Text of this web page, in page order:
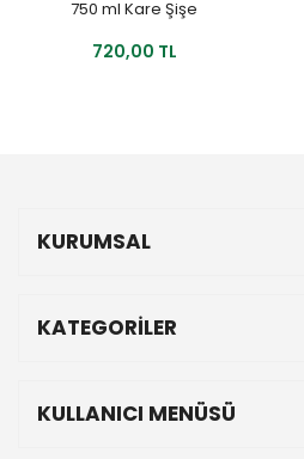
750 ml Kare Şişe
720,00 TL
KURUMSAL
KATEGORİLER
KULLANICI MENÜSÜ